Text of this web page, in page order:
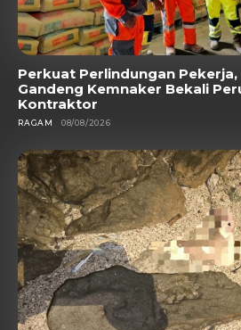
Perkuat Perlindungan Pekerja,
Gandeng Kemnaker Bekali
Kontraktor
RAGAM 08/08/2026